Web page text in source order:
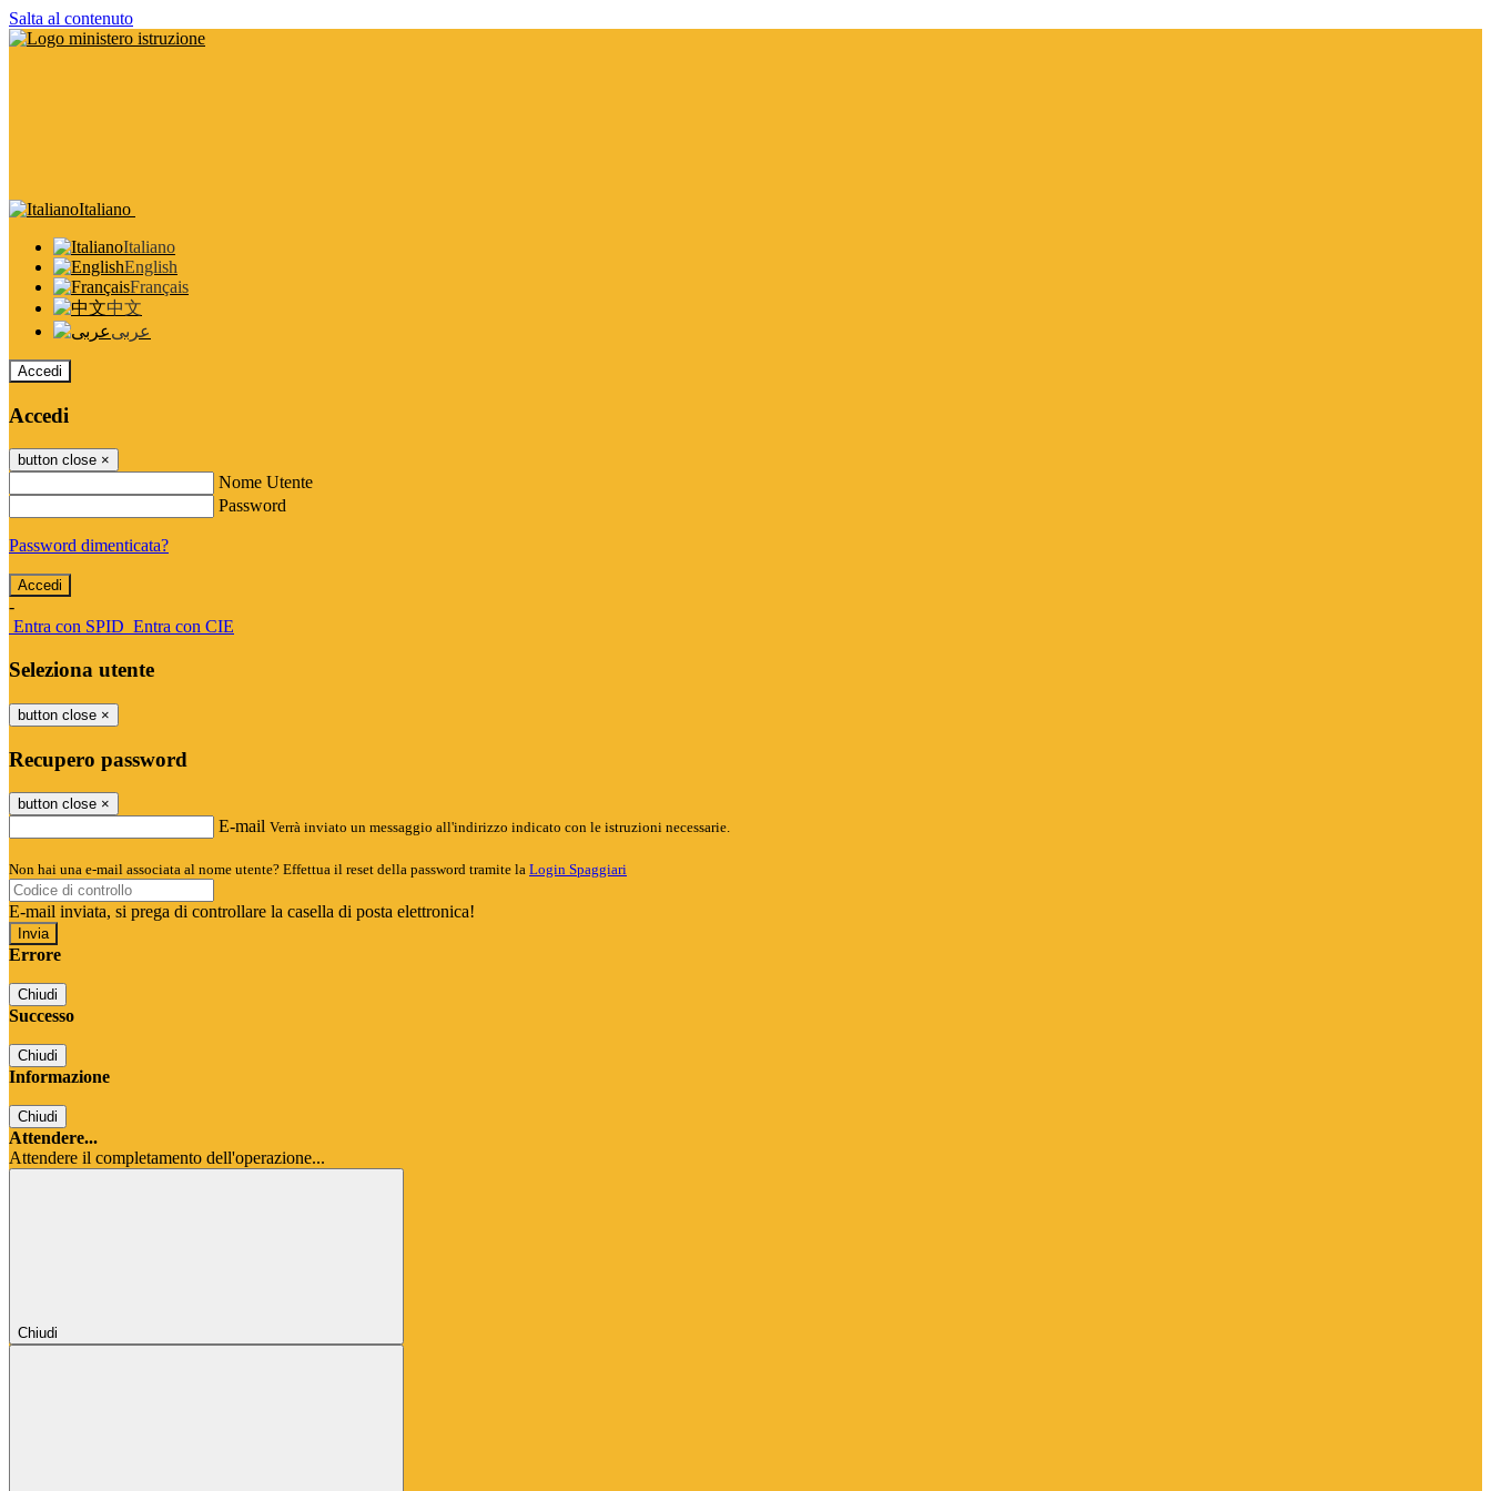
Salta al contenuto
Italiano
Italiano
English
Français
中文
عربى
Accedi
Accedi
button close ×
Nome Utente
Password
Password dimenticata?
-
Entra con SPID Entra con CIE
Seleziona utente
button close ×
Recupero password
button close ×
E-mail Verrà inviato un messaggio all'indirizzo indicato con le istruzioni necessarie.
Non hai una e-mail associata al nome utente? Effettua il reset della password tramite la Login Spaggiari
E-mail inviata, si prega di controllare la casella di posta elettronica!
Errore
Chiudi
Successo
Chiudi
Informazione
Chiudi
Attendere...
Attendere il completamento dell'operazione...
Chiudi